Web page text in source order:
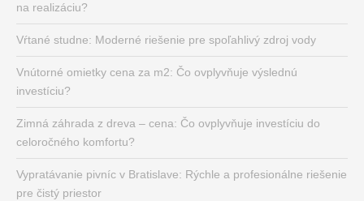
na realizáciu?
Vŕtané studne: Moderné riešenie pre spoľahlivý zdroj vody
Vnútorné omietky cena za m2: Čo ovplyvňuje výslednú
investíciu?
Zimná záhrada z dreva – cena: Čo ovplyvňuje investíciu do
celoročného komfortu?
Vypratávanie pivníc v Bratislave: Rýchle a profesionálne riešenie
pre čistý priestor